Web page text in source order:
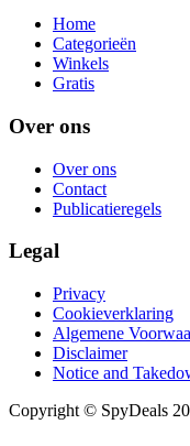
Home
Categorieën
Winkels
Gratis
Over ons
Over ons
Contact
Publicatieregels
Legal
Privacy
Cookieverklaring
Algemene
Disclaimer
Notice and
Copyright © SpyDeals